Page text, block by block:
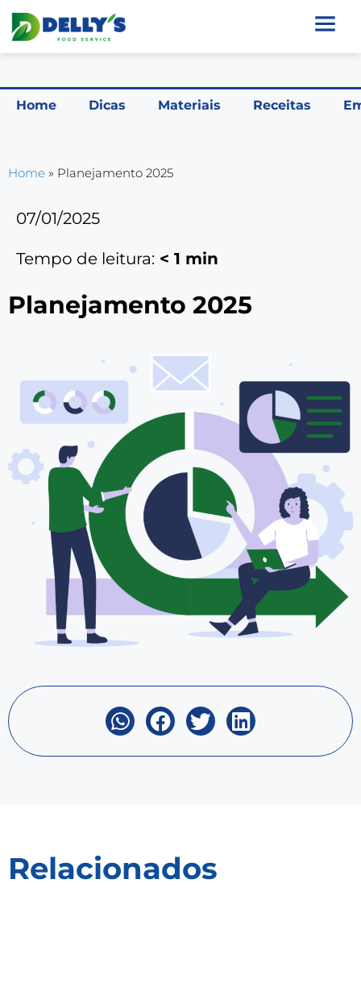
Home Dicas Materiais Receitas
Home » Planejamento 2025
07/01/2025
Tempo de leitura: < 1 min
Planejamento 2025
Relacionados